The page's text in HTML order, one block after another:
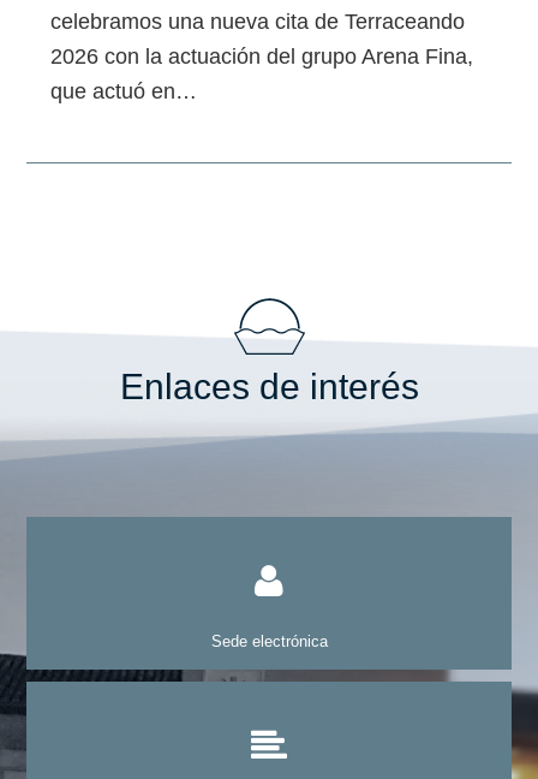
celebramos una nueva cita de Terraceando
2026 con la actuación del grupo Arena Fina,
que actuó en…
Enlaces de interés
Sede electrónica